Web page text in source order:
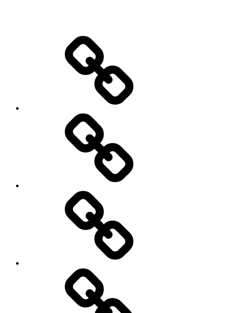
Energiedrehscheibe
Radiosendungen
Veranstaltungen